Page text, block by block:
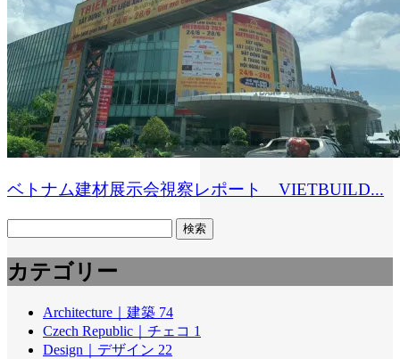
ベトナム建材展示会視察レポート VIETBUILD...
カテゴリー
Architecture｜建築 74
Czech Republic｜チェコ 1
Design｜デザイン 22